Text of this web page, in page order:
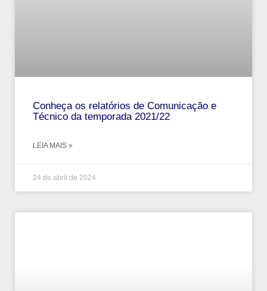
Conheça os relatórios de Comunicação e
Técnico da temporada 2021/22
LEIA MAIS »
24 de abril de 2024